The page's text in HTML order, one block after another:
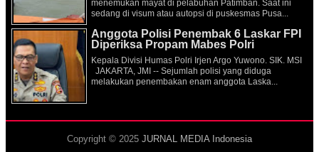
menemukan mayat di pelabuhan Patimban. Saat ini
sedang di visum atau autopsi di puskesmas Pusa...
Anggota Polisi Penembak 6 Laskar FPI
Diperiksa Propam Mabes Polri
Kepala Divisi Humas Polri Irjen Argo Yuwono. SIK. MSI
JAKARTA, JMI -- Sejumlah polisi yang diduga
melakukan penembakan enam anggota Laska...
Copyright © 2025 JURNAL MEDIA Indonesia